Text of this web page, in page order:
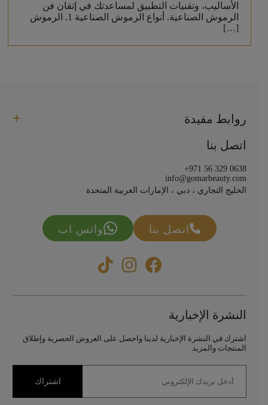
الأساليب، وتقنيات التطبيق لمساعدتك في إتقان فن
الرموش الصناعية. أنواع الرموش الصناعية 1. الرموش
[…]
روابط مفيدة
اتصل بنا
+971 56 329 0638
info@gomarbeauty.com
الخليج التجاري ، دبي ، الإمارات العربية المتحدة
اتصل بنا واتس اب
النشرة الإخبارية
اشترك في النشرة الإخبارية لدينا واحصل على العروض الحصرية وإطلاق
المنتجات والمزيد
اشتراك